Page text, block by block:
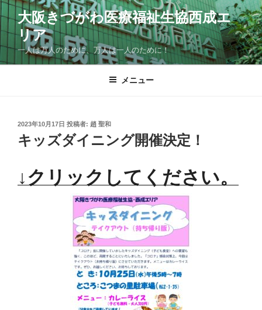
コ
ン
テ
ン
ツ
大阪きづがわ医療福祉生協西成エ
リア
一人は万人のために、万人は一人のために！
メニュー
投
稿
日:
2023年10月17日 投稿者: 趙 聖和
キッズダイニング開催決定！
↓クリックしてください。